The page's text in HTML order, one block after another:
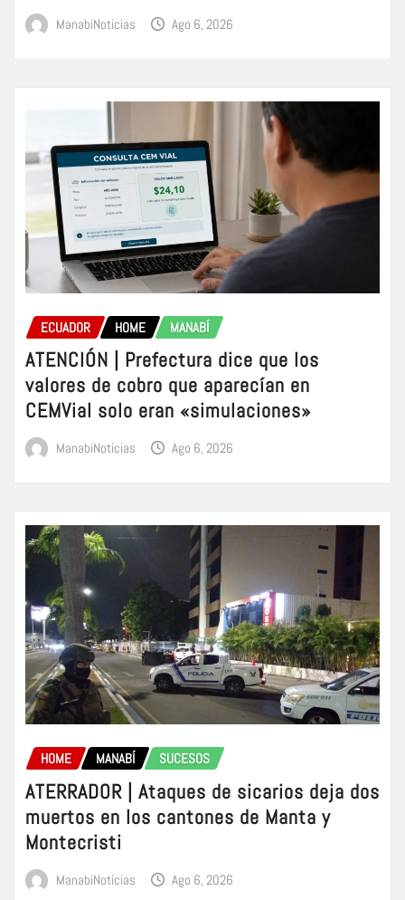
ManabiNoticias Ago 6, 2026
ECUADOR HOME MANABÍ
ATENCIÓN | Prefectura dice que los
valores de cobro que aparecían en
CEMVial solo eran «simulaciones»
ManabiNoticias Ago 6, 2026
HOME MANABÍ SUCESOS
ATERRADOR | Ataques de sicarios deja dos
muertos en los cantones de Manta y
Montecristi
ManabiNoticias Ago 6, 2026